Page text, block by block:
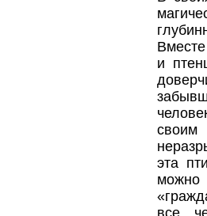
и
своим
эта
можно
все